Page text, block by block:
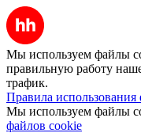
Мы используем файлы
правильную работу
трафик.
Правила
Мы используем файлы
файлов cookie